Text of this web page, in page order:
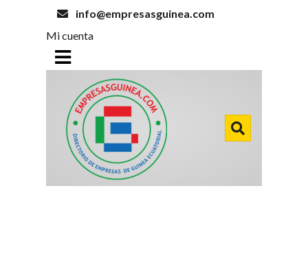
info@empresasguinea.com
Mi cuenta